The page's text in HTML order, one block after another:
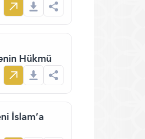
Hükmü
İslam’a